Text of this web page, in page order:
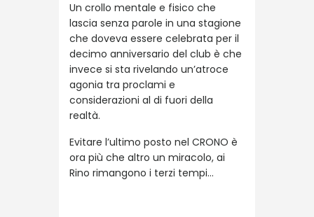
Un crollo mentale e fisico che
lascia senza parole in una stagione
che doveva essere celebrata per il
decimo anniversario del club è che
invece si sta rivelando un’atroce
agonia tra proclami e
considerazioni al di fuori della
realtà.
Evitare l’ultimo posto nel CRONO è
ora più che altro un miracolo, ai
Rino rimangono i terzi tempi…